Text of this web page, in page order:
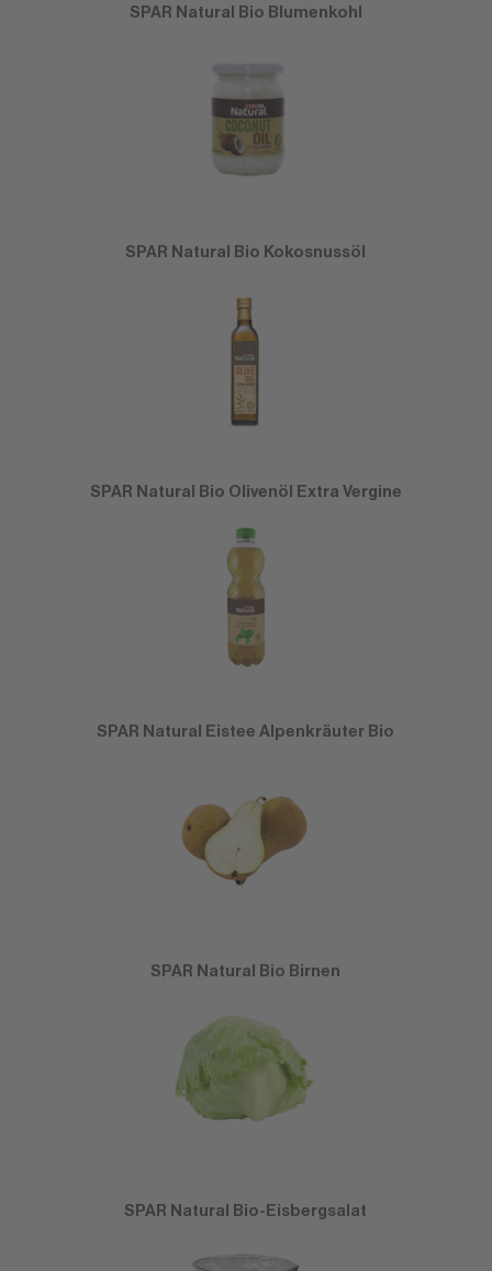
SPAR Natural Bio Blumenkohl
SPAR Natural Bio Kokosnussöl
SPAR Natural Bio Olivenöl Extra Vergine
SPAR Natural Eistee Alpenkräuter Bio
SPAR Natural Bio Birnen
SPAR Natural Bio-Eisbergsalat